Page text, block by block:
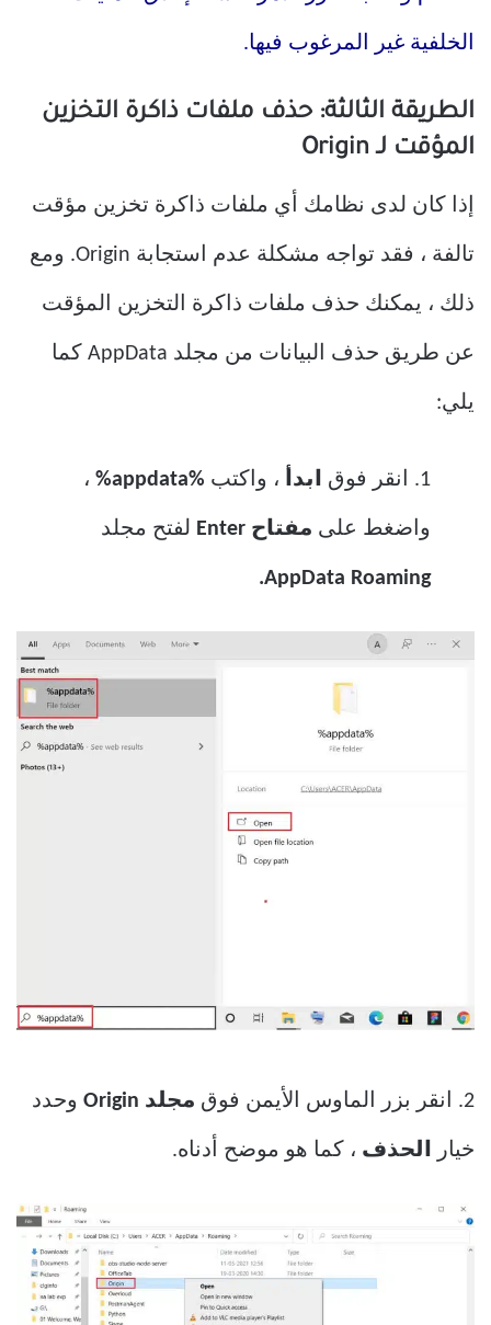
الخلفية غير المرغوب فيها.
الطريقة الثالثة: حذف ملفات ذاكرة التخزين
المؤقت لـ Origin
إذا كان لدى نظامك أي ملفات ذاكرة تخزين مؤقت
تالفة ، فقد تواجه مشكلة عدم استجابة Origin. ومع
ذلك ، يمكنك حذف ملفات ذاكرة التخزين المؤقت
عن طريق حذف البيانات من مجلد AppData كما
يلي:
1. انقر فوق ابدأ ، واكتب %appdata% ،
واضغط على مفتاح Enter لفتح مجلد
AppData Roaming.
2. انقر بزر الماوس الأيمن فوق مجلد Origin وحدد
خيار الحذف ، كما هو موضح أدناه.